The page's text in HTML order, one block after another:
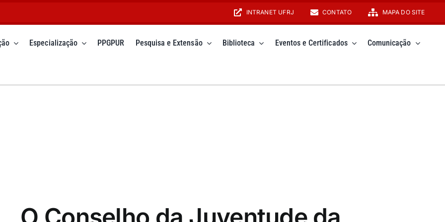
INTRANET UFRJ CONTATO MAPA DO SITE
Especialização PPGPUR Pesquisa e Extensão Biblioteca Eventos e Certificados Comunicação